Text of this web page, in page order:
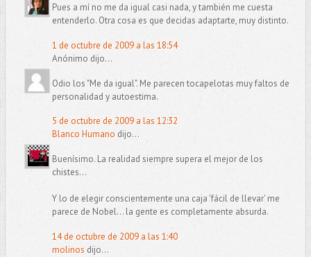
Pues a mí no me da igual casi nada, y también me cuesta
entenderlo. Otra cosa es que decidas adaptarte, muy distinto.
1 de octubre de 2009 a las 18:54
Anónimo dijo...
Odio los "Me da igual". Me parecen tocapelotas muy faltos de
personalidad y autoestima.
5 de octubre de 2009 a las 12:32
Blanco Humano dijo...
Buenísimo. La realidad siempre supera el mejor de los
chistes...
Y lo de elegir conscientemente una caja 'fácil de llevar' me
parece de Nobel... la gente es completamente absurda.
14 de octubre de 2009 a las 1:40
molinos dijo...